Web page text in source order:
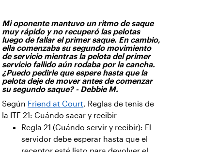
Mi oponente mantuvo un ritmo de saque
muy rápido y no recuperó las pelotas
luego de fallar el primer saque. En cambio,
ella comenzaba su segundo movimiento
de servicio mientras la pelota del primer
servicio fallido aún rodaba por la cancha.
¿Puedo pedirle que espere hasta que la
pelota deje de mover antes de comenzar
su segundo saque? - Debbie M.
Según Friend at Court, Reglas de tenis de
la ITF 21: Cuándo sacar y recibir
Regla 21 (Cuándo servir y recibir): El
servidor debe esperar hasta que el